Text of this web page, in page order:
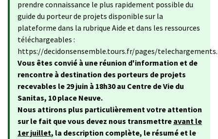
prendre connaissance le plus rapidement possible du
guide du porteur de projets disponible sur la
plateforme dans la rubrique Aide et dans les ressources
téléchargeables :
https://decidonsensemble.tours.fr/pages/telechargements.
Vous êtes convié à une réunion d'information et de
rencontre à destination des porteurs de projets
recevables le 29 juin à 18h30 au Centre de Vie du
Sanitas, 10 place Neuve.
Nous attirons plus particulièrement votre attention
sur le fait que vous devez nous transmettre avant le
1er juillet, la description complète, le résumé et le